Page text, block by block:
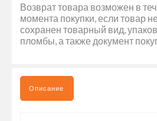
Возврат товара возможен в
момента покупки, если товар
сохранен товарный вид,
пломбы, а также документ
Описание